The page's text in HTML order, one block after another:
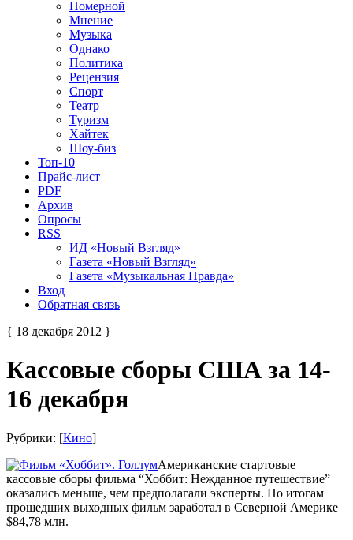
Номерной
Мнение
Музыка
Однако
Политика
Рецензия
Спорт
Театр
Туризм
Хайтек
Шоу-биз
Топ-10
Прайс-лист
PDF
Архив
Опросы
RSS
ИД «Новый Взгляд»
Газета «Новый Взгляд»
Газета «Музыкальная Правда»
Вход
Обратная связь
{ 18 декабря 2012 }
Кассовые сборы США за 14-
16 декабря
Рубрики: [Кино]
Американские стартовые
кассовые сборы фильма “Хоббит: Нежданное путешествие”
оказались меньше, чем предполагали эксперты. По итогам
прошедших выходных фильм заработал в Северной Америке
$84,78 млн.